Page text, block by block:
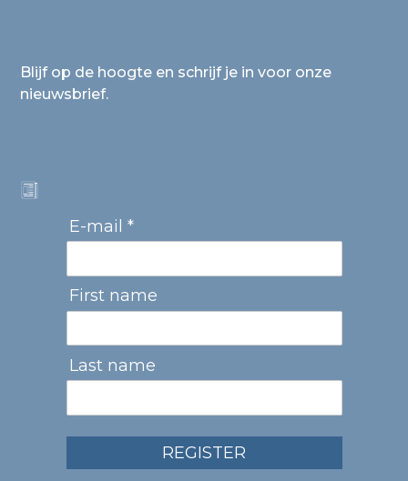
Blijf op de hoogte en schrijf je in voor onze
nieuwsbrief.
E-mail *
First name
Last name
REGISTER